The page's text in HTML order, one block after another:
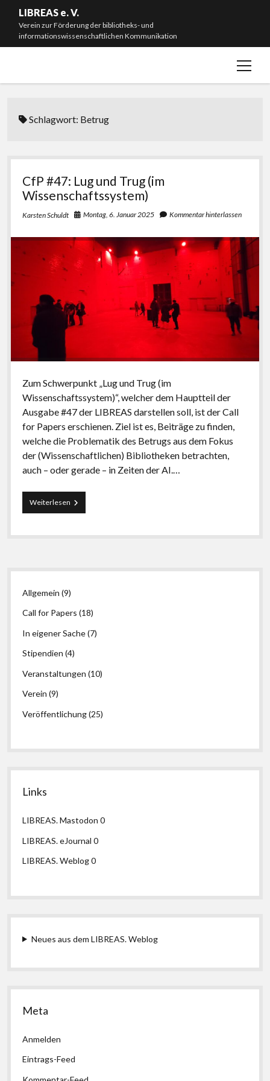
LIBREAS e. V.
Verein zur Förderung der bibliotheks- und
informationswissenschaftlichen Kommunikation
Menü
Satzung
Impressum
#L20J – Zwanzig Jahre LIBREAS. Library Ideas
instagramblueskyemail-
form
github
Schlagwort: Betrug
CfP #47: Lug und Trug (im
Wissenschaftssystem)
Karsten Schuldt Montag, 6. Januar 2025 Kommentar hinterlassen
Zum Schwerpunkt „Lug und Trug (im
Wissenschaftssystem)“, welcher dem Hauptteil der
Ausgabe #47 der LIBREAS darstellen soll, ist der Call
for Papers erschienen. Ziel ist es, Beiträge zu finden,
welche die Problematik des Betrugs aus dem Fokus
der (Wissenschaftlichen) Bibliotheken betrachten,
auch – oder gerade – in Zeiten der AI.…
WeiterlesenCfP
#47:
und
Seitenleiste
Allgemein (9)
Call for Papers (18)
In eigener Sache(7)
Stipendien (4)
Veranstaltungen (10)
Verein (9)
Veröffentlichung(25)
Links
LIBREAS. Mastodon 0
LIBREAS. eJournal 0
LIBREAS. Weblog0
Neues aus dem LIBREAS. Weblog
Meta
Anmelden
Eintrags-Feed